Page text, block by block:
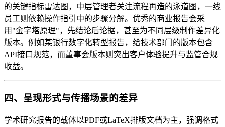
的关键指标雷达图，中层管理者关注流程再造的泳道图，一线
员工则依赖操作指引中的步骤分解。优秀的商业报告会采
用"金字塔原理"，先结论后论据，甚至为不同层级制作差异化
版本。例如某银行数字化转型报告，给技术部门的版本包含
API接口规范，而董事会版本则突出客户体验提升与监管合规
收益。
四、呈现形式与传播场景的差异
学术研究报告的载体以PDF或LaTeX排版文档为主，强调格式